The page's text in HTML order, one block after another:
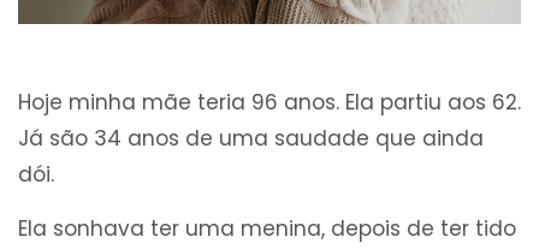
Hoje minha mãe teria 96 anos. Ela partiu aos 62.
Já são 34 anos de uma saudade que ainda
dói.
Ela sonhava ter uma menina, depois de ter tido